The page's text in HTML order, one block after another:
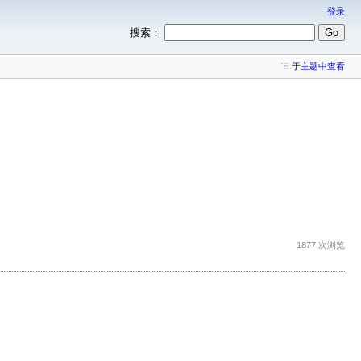
登录
搜索：
于主题中查看
1877 次浏览